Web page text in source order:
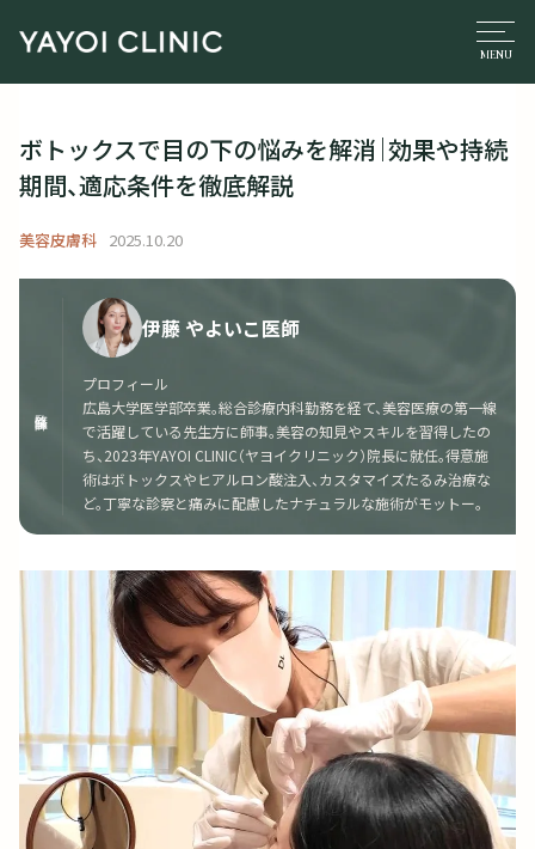
ボトックスで目の下の悩みを解消｜効果や持続
期間、適応条件を徹底解説
美容皮膚科 2025.10.20
伊藤 やよいこ医師
プロフィール
広島大学医学部卒業。総合診療内科勤務を経て、美容医療の第一線
で活躍している先生方に師事。美容の知見やスキルを習得したの
ち、2023年YAYOI CLINIC（ヤヨイクリニック）院長に就任。得意施
術はボトックスやヒアルロン酸注入、カスタマイズたるみ治療な
ど。丁寧な診察と痛みに配慮したナチュラルな施術がモットー。